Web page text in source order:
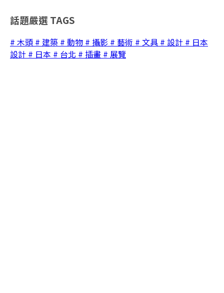
話題嚴選 TAGS
# 木頭 # 建築 # 動物 # 攝影 # 藝術 # 文具 # 設計 # 日本
設計 # 日本 # 台北 # 插畫 # 展覽